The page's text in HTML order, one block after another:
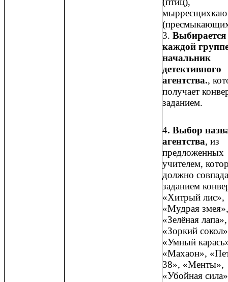
мырресщихкаю
3. Выбирается
каждой
начальник
детективного
агентства.,
получает
заданием.
4. Выбор
агентства, из
предложенных
учителем,
должно
заданием
«Хитрый лис»,
«Мудрая змея»,
«Зелёная лапа»,
«Зоркий
«Умный
«Махаон»,
38», «Менты»,
«Убойная